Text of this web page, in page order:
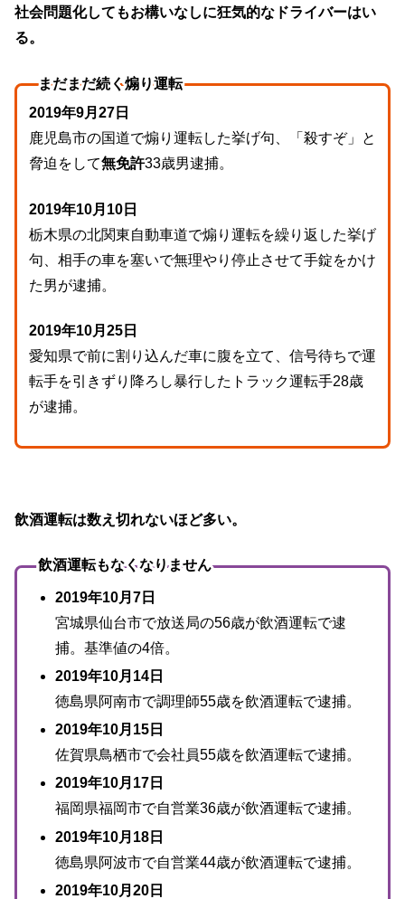
社会問題化してもお構いなしに狂気的なドライバーはい
る。
まだまだ続く煽り運転
2019年9月27日
鹿児島市の国道で煽り運転した挙げ句、「殺すぞ」と
脅迫をして無免許33歳男逮捕。
2019年10月10日
栃木県の北関東自動車道で煽り運転を繰り返した挙げ
句、相手の車を塞いで無理やり停止させて手錠をかけ
た男が逮捕。
2019年10月25日
愛知県で前に割り込んだ車に腹を立て、信号待ちで運
転手を引きずり降ろし暴行したトラック運転手28歳
が逮捕。
飲酒運転は数え切れないほど多い。
飲酒運転もなくなりません
2019年10月7日
宮城県仙台市で放送局の56歳が飲酒運転で逮
捕。基準値の4倍。
2019年10月14日
徳島県阿南市で調理師55歳を飲酒運転で逮捕。
2019年10月15日
佐賀県鳥栖市で会社員55歳を飲酒運転で逮捕。
2019年10月17日
福岡県福岡市で自営業36歳が飲酒運転で逮捕。
2019年10月18日
徳島県阿波市で自営業44歳が飲酒運転で逮捕。
2019年10月20日